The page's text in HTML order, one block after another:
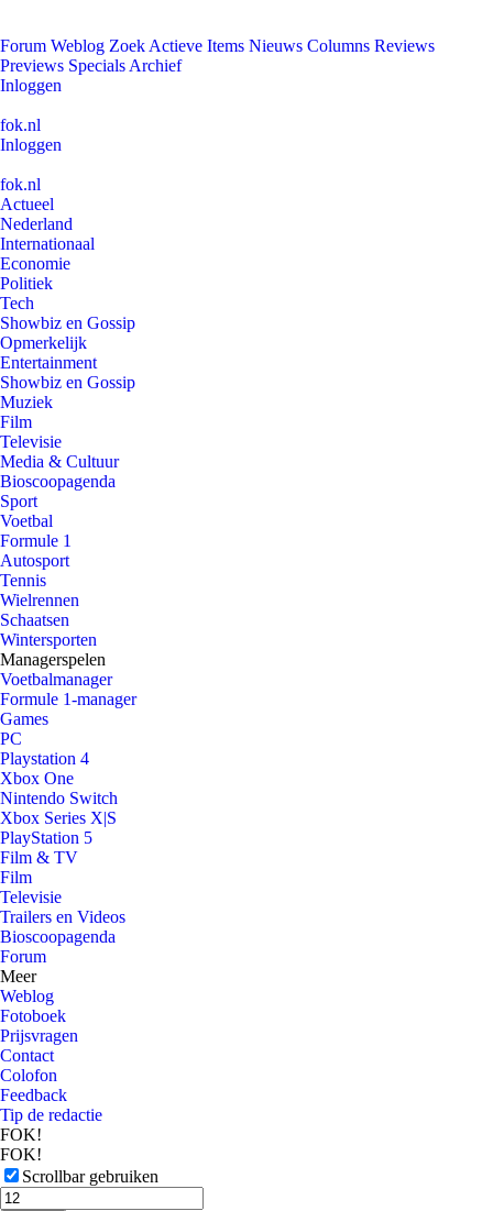
Forum Weblog Zoek Actieve Items Nieuws Columns Reviews
Previews Specials Archief
Inloggen
fok.nl
Inloggen
fok.nl
Actueel
Nederland
Internationaal
Economie
Politiek
Tech
Showbiz en Gossip
Opmerkelijk
Entertainment
Showbiz en Gossip
Muziek
Film
Televisie
Media & Cultuur
Bioscoopagenda
Sport
Voetbal
Formule 1
Autosport
Tennis
Wielrennen
Schaatsen
Wintersporten
Managerspelen
Voetbalmanager
Formule 1-manager
Games
PC
Playstation 4
Xbox One
Nintendo Switch
Xbox Series X|S
PlayStation 5
Film & TV
Film
Televisie
Trailers en Videos
Bioscoopagenda
Forum
Meer
Weblog
Fotoboek
Prijsvragen
Contact
Colofon
Feedback
Tip de redactie
FOK!
FOK!
Scrollbar gebruiken